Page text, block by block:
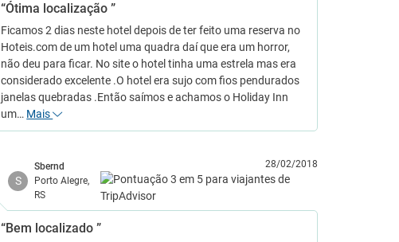
“Ótima localização ”
Ficamos 2 dias neste hotel depois de ter feito uma reserva no
Hoteis.com de um hotel uma quadra daí que era um horror,
não deu para ficar. No site o hotel tinha uma estrela mas era
considerado excelente .O hotel era sujo com fios pendurados
janelas quebradas .Então saímos e achamos o Holiday Inn
um… Mais
S
Sbernd
Porto Alegre,
RS
28/02/2018
“Bem localizado ”